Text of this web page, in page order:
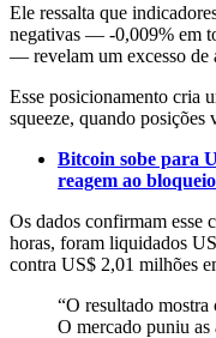
Ele ressalta que
negativas — -0,009% em
— revelam um excesso de
Esse posicionamento cria
squeeze, quando posições
Bitcoin sobe para
reagem ao
Os dados confirmam esse
horas, foram liquidados
contra US$ 2,01 milhões
“O resultado mostra
O mercado puniu as